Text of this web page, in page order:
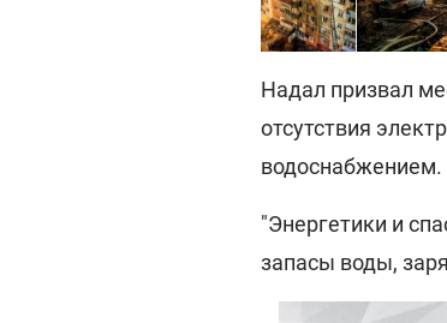
Надал призвал
отсутствия
водоснабжением.
"Энергетики и
запасы воды,